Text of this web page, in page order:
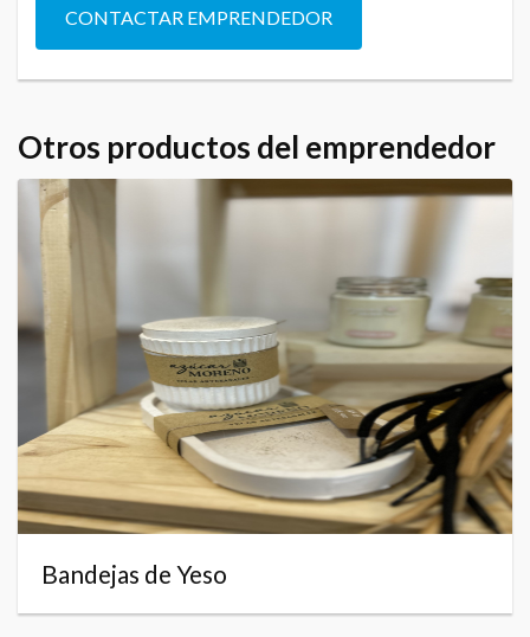
CONTACTAR EMPRENDEDOR
Otros productos del emprendedor
Bandejas de Yeso